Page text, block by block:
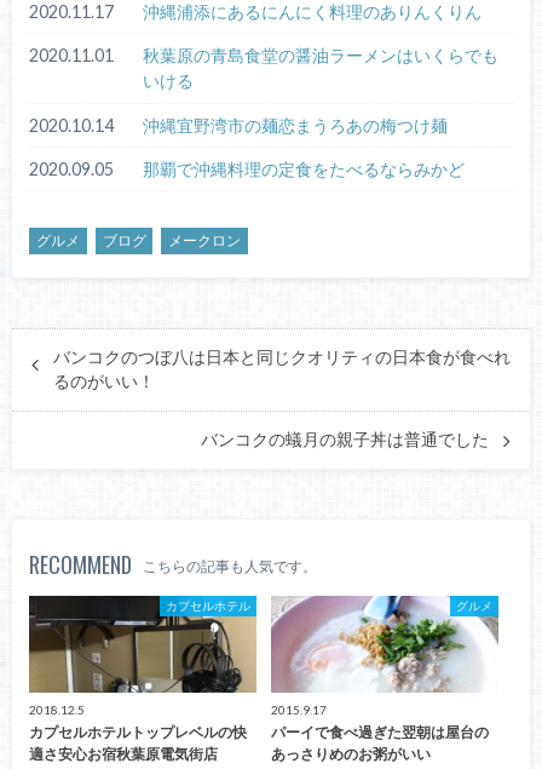
2020.11.17 沖縄浦添にあるにんにく料理のありんくりん
2020.11.01
秋葉原の青島食堂の醤油ラーメンはいくらでも
いける
2020.10.14 沖縄宜野湾市の麺恋まうろあの梅つけ麺
2020.09.05 那覇で沖縄料理の定食をたべるならみかど
グルメ ブログ メークロン
バンコクのつぼ八は日本と同じクオリティの日本食が食べれ
るのがいい！
バンコクの蟻月の親子丼は普通でした
RECOMMEND こちらの記事も人気です。
カプセルホテル
2018.12.5
カプセルホテルトップレベルの快
適さ安心お宿秋葉原電気街店
グルメ
2015.9.17
パーイで食べ過ぎた翌朝は屋台の
あっさりめのお粥がいい